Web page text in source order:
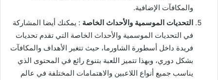
والمكافآت الإضافية.
التحديات الموسمية والأحداث الخاصة : يمكنك أيضا المشاركة
في التحديات الموسمية والأحداث الخاصة التي تقدم تحديات
فريدة داخل أسطورة الشاورما، حيث تتغير الأهداف والمكافآت
بشكل دوري، وبهذا تتميز اللعبة بتنوع رائع في المحتوى الذي
يناسب جميع أنواع اللاعبين والاهتمامات المختلفة في عالم